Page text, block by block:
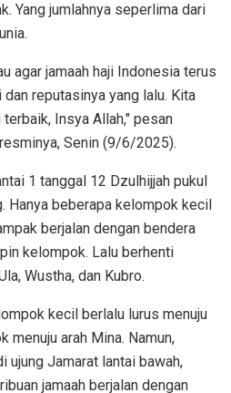
Yang jumlahnya seperlima dari
agar jamaah haji Indonesia terus
reputasinya yang lalu. Kita
Insya Allah," pesan
Senin (9/6/2025).
1 tanggal 12 Dzulhijjah pukul
Hanya beberapa kelompok kecil
berjalan dengan bendera
kelompok. Lalu berhenti
Wustha, dan Kubro.
kecil berlalu lurus menuju
menuju arah Mina. Namun,
ujung Jamarat lantai bawah,
jamaah berjalan dengan